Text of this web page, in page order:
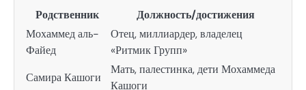
Родственник
Должность/достижения
Мохаммед аль-
Файед
Отец, миллиардер, владелец
«Ритмик Групп»
Самира Кашоги
Мать, палестинка, дети Мохаммеда
Кашоги